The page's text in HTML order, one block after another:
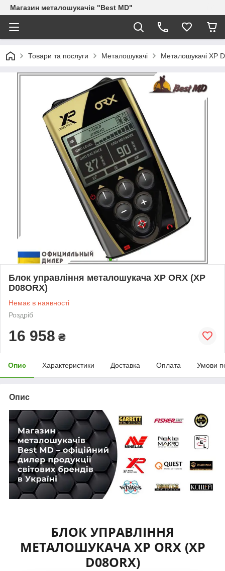
Магазин металошукачів "Best MD"
Товари та послуги Металошукачі Металошукачі XP
Блок управління металошукача XP ORX (XP
D08ORX)
Немає в наявності
Роздріб
16 958 ₴
Опис Характеристики Доставка Оплата Умови
Опис
БЛОК УПРАВЛІННЯ
МЕТАЛОШУКАЧА XP ORX (XP
D08ORX)